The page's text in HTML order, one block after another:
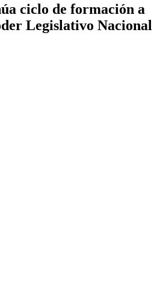
ciclo de formación a
Legislativo Nacional